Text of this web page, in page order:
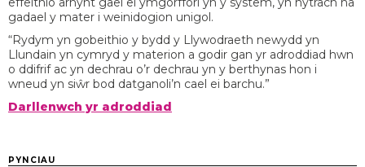
gadael y mater i weinidogion unigol.
“Rydym yn gobeithio y bydd y Llywodraeth newydd yn
Llundain yn cymryd y materion a godir gan yr adroddiad hwn
o ddifrif ac yn dechrau o’r dechrau yn y berthynas hon i
wneud yn siŵr bod datganoli’n cael ei barchu.”
Darllenwch yr adroddiad
PYNCIAU